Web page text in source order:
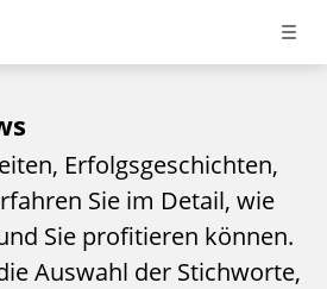
Erfolgsgeschichten,
Sie im Detail, wie
Sie profitieren können.
Auswahl der Stichworte,